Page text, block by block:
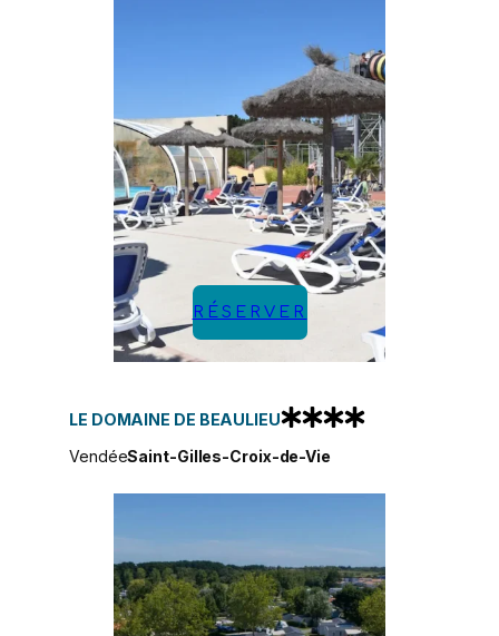
RÉSERVER
LE DOMAINE DE BEAULIEU
VendéeSaint-Gilles-Croix-de-Vie